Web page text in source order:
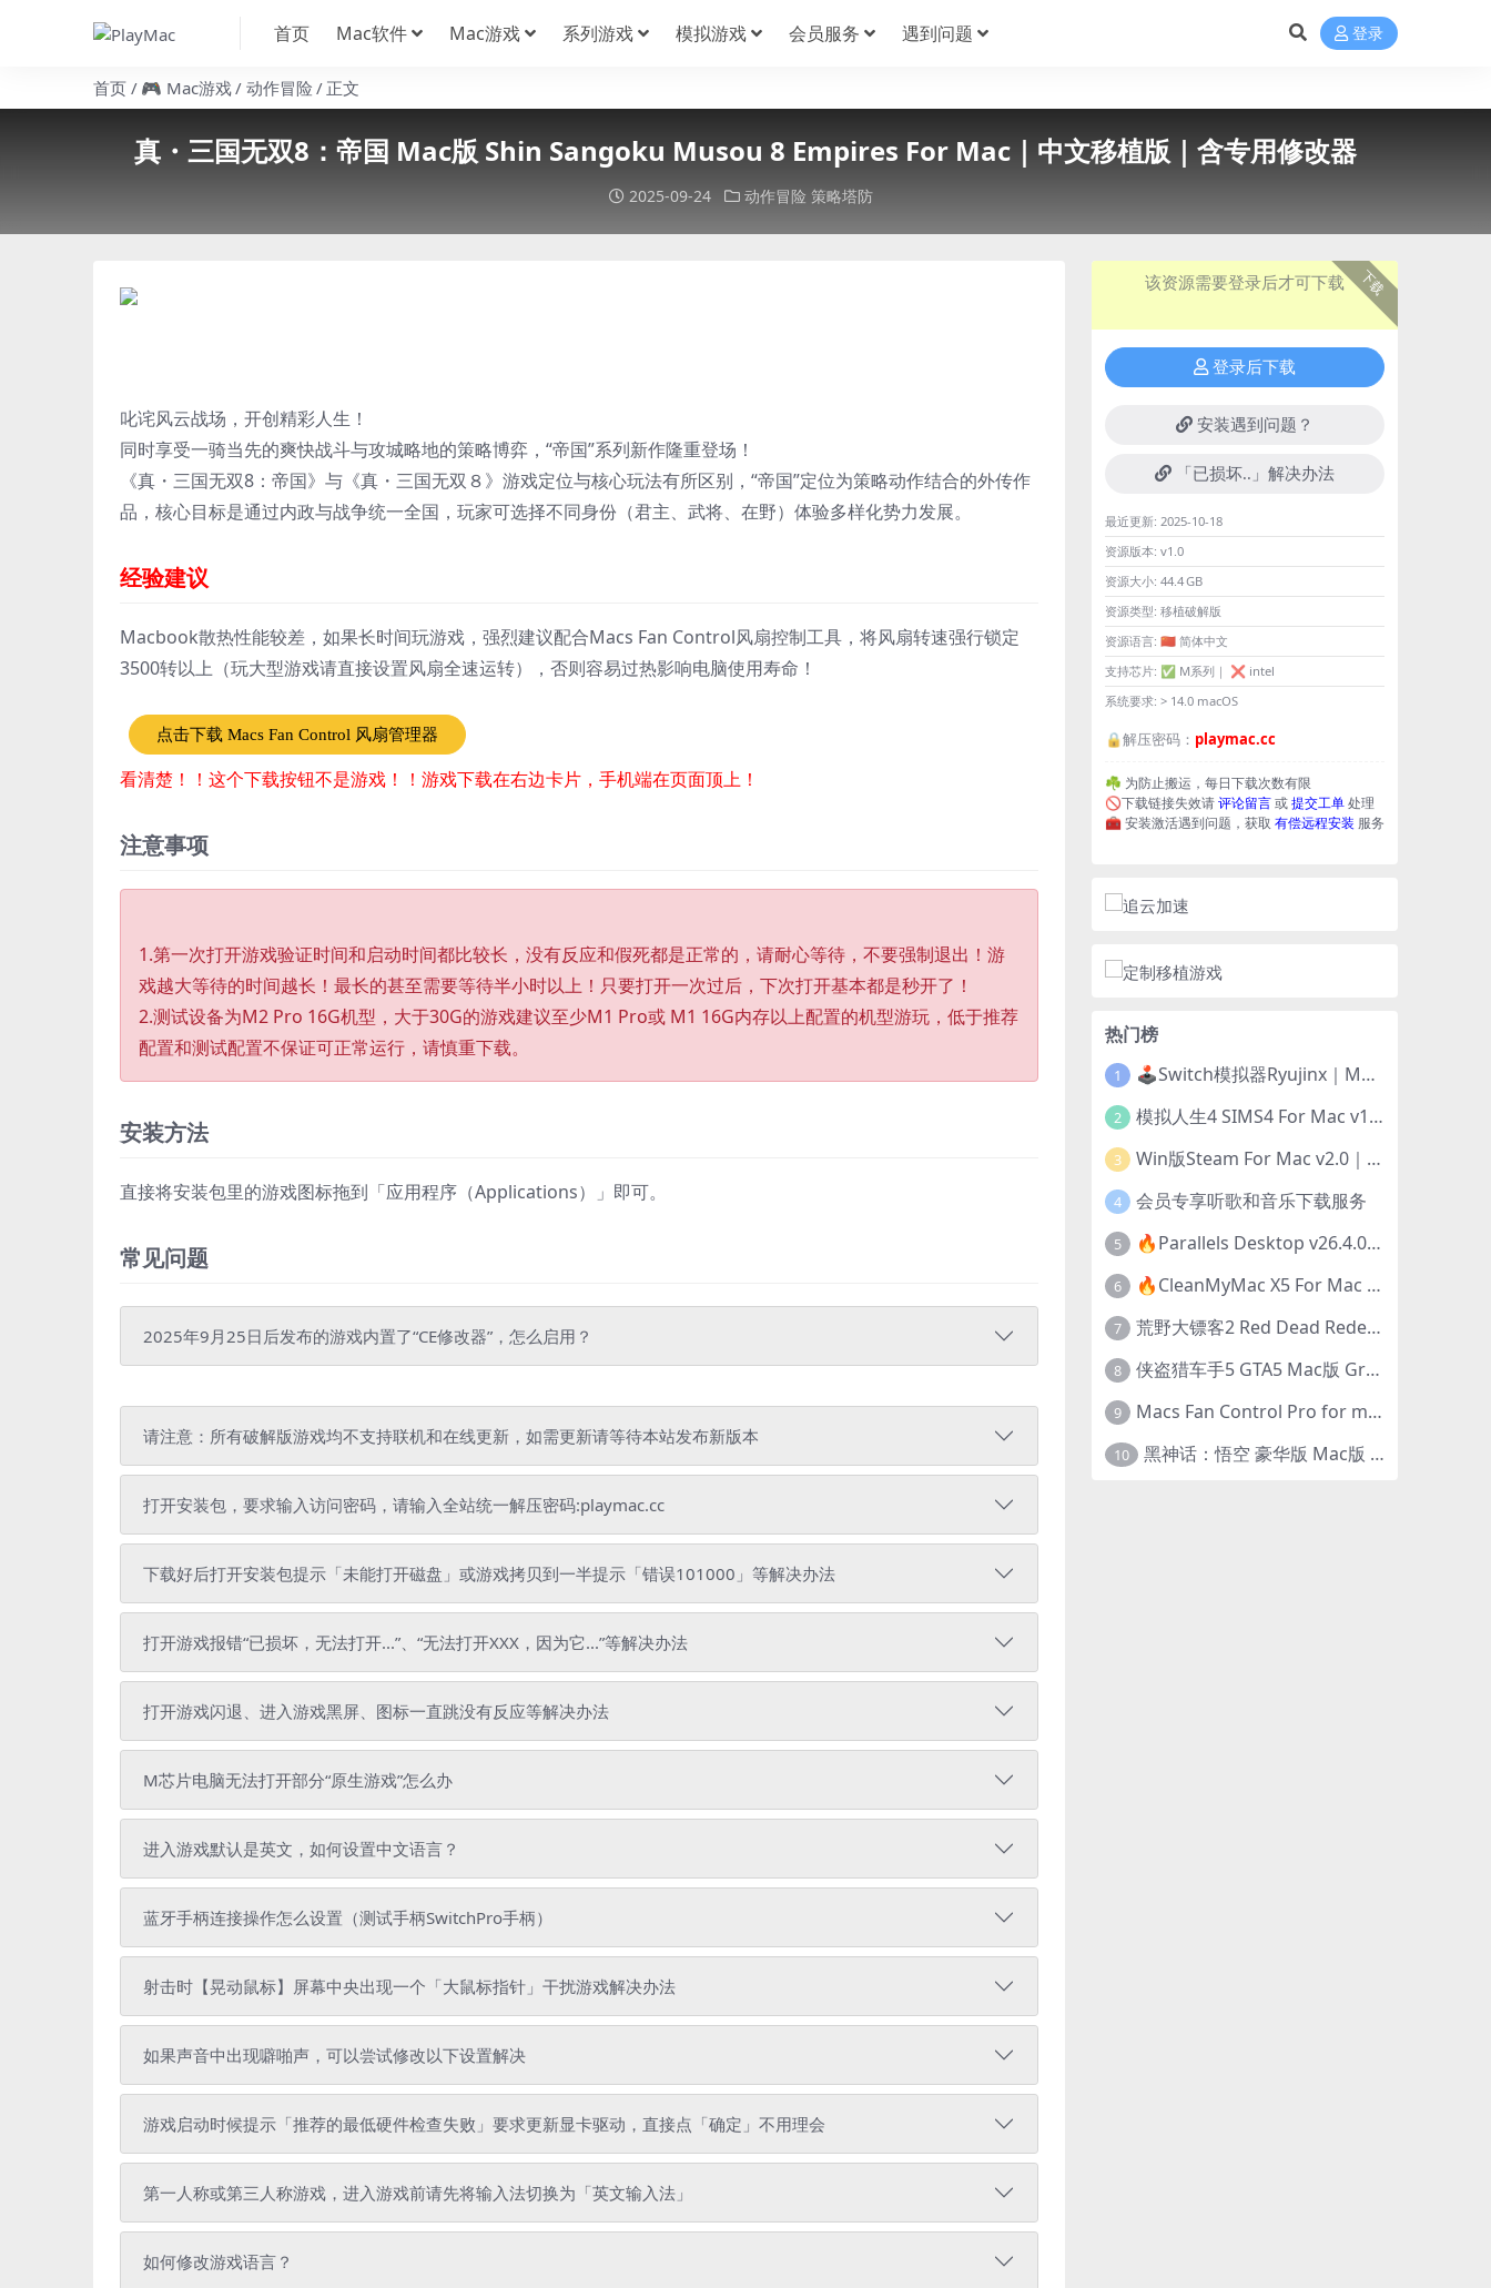
首页 Mac软件 Mac游戏 系列游戏 模拟游戏 会员服务 遇到问题 登录
首页 🎮 Mac游戏 动作冒险 正文
真・三国无双8：帝国 Mac版 Shin Sangoku Musou 8 Empires For Mac｜中文移植版｜含专用修改器
2025-09-24 动作冒险 策略塔防
叱诧风云战场，开创精彩人生！
同时享受一骑当先的爽快战斗与攻城略地的策略博弈，“帝国”系列新作隆重登场！
《真・三国无双8：帝国‌》与《真・三国无双８》游戏定位与核心玩法有所区别，“帝国”定位为策略动作结合的外传作
品，核心目标是通过内政与战争统一全国，玩家可选择不同身份（君主、武将、在野）体验多样化势力发展。‌
经验建议
Macbook散热性能较差，如果长时间玩游戏，强烈建议配合Macs Fan Control风扇控制工具，将风扇转速强行锁定
3500转以上（玩大型游戏请直接设置风扇全速运转），否则容易过热影响电脑使用寿命！
点击下载 Macs Fan Control 风扇管理器
看清楚！！这个下载按钮不是游戏！！游戏下载在右边卡片，手机端在页面顶上！
注意事项
1.第一次打开游戏验证时间和启动时间都比较长，没有反应和假死都是正常的，请耐心等待，不要强制退出！游
戏越大等待的时间越长！最长的甚至需要等待半小时以上！只要打开一次过后，下次打开基本都是秒开了！
2.测试设备为M2 Pro 16G机型，大于30G的游戏建议至少M1 Pro或 M1 16G内存以上配置的机型游玩，低于推荐
配置和测试配置不保证可正常运行，请慎重下载。
安装方法
直接将安装包里的游戏图标拖到「应用程序（Applications）」即可。
常见问题
2025年9月25日后发布的游戏内置了“CE修改器”，怎么启用？
请注意：所有破解版游戏均不支持联机和在线更新，如需更新请等待本站发布新版本
打开安装包，要求输入访问密码，请输入全站统一解压密码:playmac.cc
下载好后打开安装包提示「未能打开磁盘」或游戏拷贝到一半提示「错误101000」等解决办法
打开游戏报错“已损坏，无法打开...”、“无法打开XXX，因为它...”等解决办法
打开游戏闪退、进入游戏黑屏、图标一直跳没有反应等解决办法
M芯片电脑无法打开部分“原生游戏”怎么办
进入游戏默认是英文，如何设置中文语言？
蓝牙手柄连接操作怎么设置（测试手柄SwitchPro手柄）
射击时【晃动鼠标】屏幕中央出现一个「大鼠标指针」干扰游戏解决办法
如果声音中出现噼啪声，可以尝试修改以下设置解决
游戏启动时候提示「推荐的最低硬件检查失败」要求更新显卡驱动，直接点「确定」不用理会
第一人称或第三人称游戏，进入游戏前请先将输入法切换为「英文输入法」
如何修改游戏语言？
下载
该资源需要登录后才可下载
登录后下载
安装遇到问题？
「已损坏..」解决办法
最近更新: 2025-10-18
资源版本: v1.0
资源大小: 44.4 GB
资源类型: 移植破解版
资源语言: 🇨🇳 简体中文
支持芯片: ✅ M系列｜ ❌ intel
系统要求: > 14.0 macOS
🔒解压密码： playmac.cc
☘️ 为防止搬运，每日下载次数有限
🚫下载链接失效请评论留言或提交工单处理
🧰 安装激活遇到问题，获取 有偿远程安装 服务
热门榜
1 🕹️Switch模拟器Ryujinx｜Mac+Win版｜开发团队已解散此乃最后的绝唱版本
2 模拟人生4 SIMS4 For Mac v1.118.257.1220｜中文原生版｜无限金币｜全100DLC
3 Win版Steam For Mac v2.0｜在Mac运行Win版游戏！｜升级GPTK4.0支持！
4 会员专享听歌和音乐下载服务
5 🔥Parallels Desktop v26.4.0-57513｜免激活版｜在Mac上安装Windows/Linux等系统[赠Windows激活]
6 🔥CleanMyMac X5 For Mac v5.5.7｜免激活版｜macOS系统优化/清理神器
7 荒野大镖客2 Red Dead Redemption 2 for mac v1436.28｜中文移植版｜最好玩的开放世界游戏
8 侠盗猎车手5 GTA5 Mac版 Grand Theft Auto V For Mac｜中文破解版
9 Macs Fan Control Pro for mac v1.5.18｜中文破解版｜风扇监控与控制工具
10 黑神话：悟空 豪华版 Mac版 Black Myth: Wukong For Mac v1.0.21.23831｜国语中文移植版｜仅限终身VIP交流学习｜含Mac+Win版